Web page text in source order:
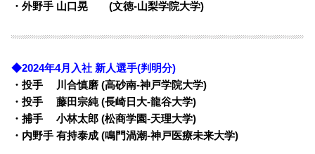
・外野手 山口晃 (文徳-山梨学院大学)
◆2024年4月入社 新人選手(判明分)
・投手 川合慎磨 (高砂南-神戸学院大学)
・投手 藤田宗純 (長崎日大-龍谷大学)
・捕手 小林太郎 (松商学園-天理大学)
・内野手 有持泰成 (鳴門渦潮-神戸医療未来大学)